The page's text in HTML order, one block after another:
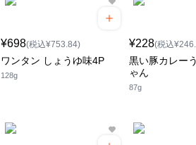
¥698(税込¥753.84)
ワンタン しょうゆ味4P
128g
¥228(税込
黒い豚カレー
ゃん
87g